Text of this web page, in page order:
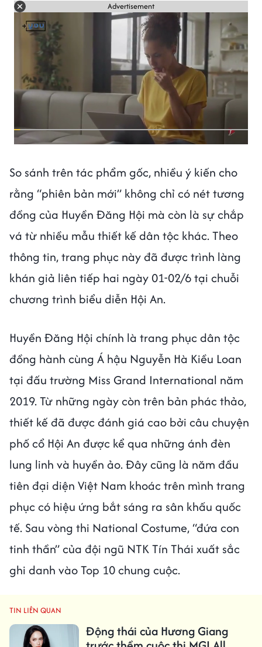
Advertisement
So sánh trên tác phẩm gốc, nhiều ý kiến cho
rằng “phiên bản mới” không chỉ có nét tương
đồng của Huyền Đăng Hội mà còn là sự chắp
vá từ nhiều mẫu thiết kế dân tộc khác. Theo
thông tin, trang phục này đã được trình làng
khán giả liên tiếp hai ngày 01-02/6 tại chuỗi
chương trình biểu diễn Hội An.
Huyền Đăng Hội chính là trang phục dân tộc
đồng hành cùng Á hậu Nguyễn Hà Kiều Loan
tại đấu trường Miss Grand International năm
2019. Từ những ngày còn trên bản phác thảo,
thiết kế đã được đánh giá cao bởi câu chuyện
phố cổ Hội An được kể qua những ánh đèn
lung linh và huyền ảo. Đây cũng là năm đầu
tiên đại diện Việt Nam khoác trên mình trang
phục có hiệu ứng bắt sáng ra sân khấu quốc
tế. Sau vòng thi National Costume, “đứa con
tinh thần” của đội ngũ NTK Tín Thái xuất sắc
ghi danh vào Top 10 chung cuộc.
TIN LIÊN QUAN
Động thái của Hương Giang